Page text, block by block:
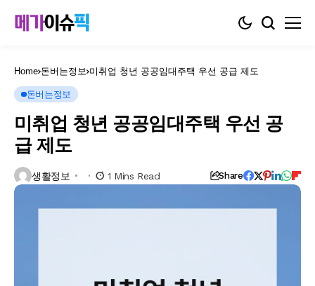
Home 돈버는정보 미취업 청년 공공임대주택 우선 공급 제도
돈버는정보
미취업 청년 공공임대주택 우선 공
급 제도
생활정보 1 Mins Read Share